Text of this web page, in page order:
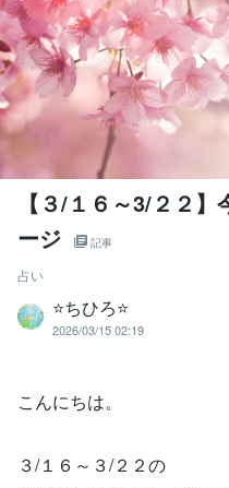
【３/１６～3/２２
ージ
記事
占い
⭐️ちひろ⭐️
2026/03/15 02:19
こんにちは。
３/１６～３/２２の